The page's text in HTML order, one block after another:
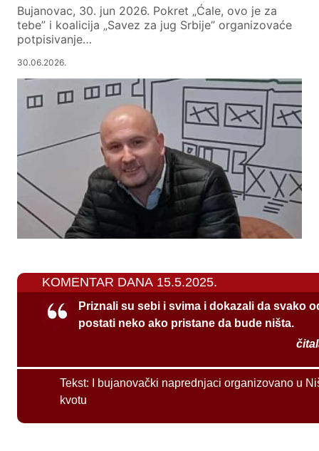
Bujanovac, 30. jun 2026. Pokret „Ćale, ovo je za
tebe” i koalicija „Savez za jug Srbije” organizovaće
potpisivanje…
30.06.2026.
KOMENTAR DANA 15.5.2025.
Priznali su sebi i svima i dokazali da svako
postati neko ako pristane da bude ništa.
Tekst:
I bujanovački naprednjaci organizovano u
kvotu